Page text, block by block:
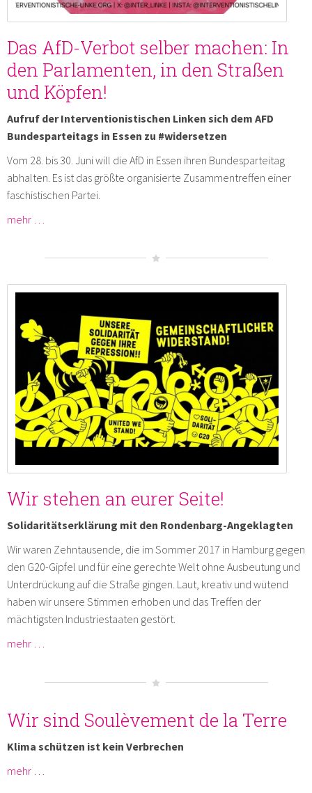
Das AfD-Verbot selber machen: In
den Parlamenten, in den Straßen
und Köpfen!
Aufruf der Interventionistischen Linken sich dem AFD
Bundesparteitags in Essen zu #widersetzen
Vom 28. bis 30. Juni will die AfD in Essen ihren Bundesparteitag
abhalten. Es ist das größte organisierte Zusammentreffen einer
faschistischen Partei.
mehr …
Wir stehen an eurer Seite!
Solidaritätserklärung mit den Rondenbarg-Angeklagten
Wir waren Zehntausende, die im Sommer 2017 in Hamburg gegen
den G20-Gipfel und für eine gerechte Welt ohne Ausbeutung und
Unterdrückung auf die Straße gingen. Laut, kreativ und wütend
haben wir unsere Stimmen erhoben und das Treffen der
mächtigsten Industriestaaten gestört.
mehr …
Wir sind Soulèvement de la Terre
Klima schützen ist kein Verbrechen
mehr …